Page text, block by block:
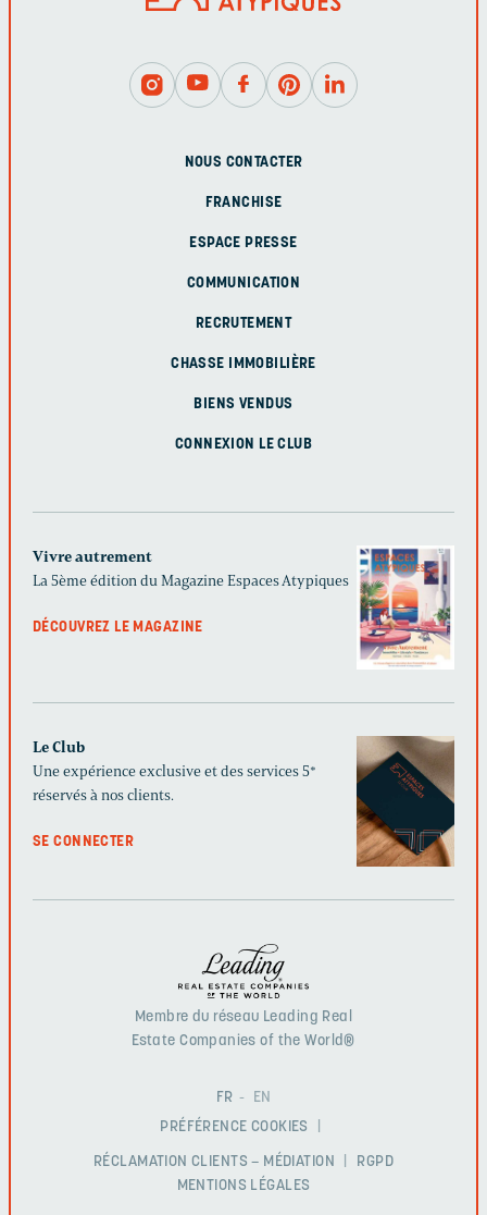
NOUS CONTACTER
FRANCHISE
ESPACE PRESSE
COMMUNICATION
RECRUTEMENT
CHASSE IMMOBILIÈRE
BIENS VENDUS
CONNEXION LE CLUB
Vivre autrement
La 5ème édition du Magazine Espaces Atypiques
DÉCOUVREZ LE MAGAZINE
Le Club
Une expérience exclusive et des services 5*
réservés à nos clients.
SE CONNECTER
Membre du réseau Leading Real
Estate Companies of the World®
FR
EN
PRÉFÉRENCE COOKIES
RÉCLAMATION CLIENTS – MÉDIATION
RGPD
MENTIONS LÉGALES